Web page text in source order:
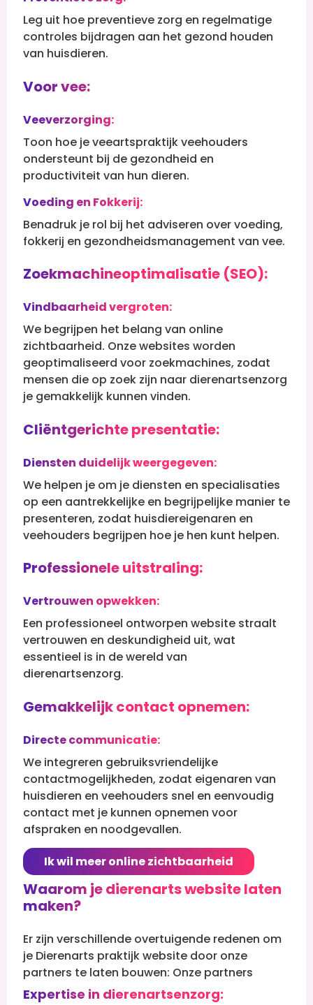
Leg uit hoe preventieve zorg en regelmatige
controles bijdragen aan het gezond houden
van huisdieren.
Voor vee:
Veeverzorging:
Toon hoe je veeartspraktijk veehouders
ondersteunt bij de gezondheid en
productiviteit van hun dieren.
Voeding en Fokkerij:
Benadruk je rol bij het adviseren over voeding,
fokkerij en gezondheidsmanagement van vee.
Zoekmachineoptimalisatie (SEO):
Vindbaarheid vergroten:
We begrijpen het belang van online
zichtbaarheid. Onze websites worden
geoptimaliseerd voor zoekmachines, zodat
mensen die op zoek zijn naar dierenartsenzorg
je gemakkelijk kunnen vinden.
Cliëntgerichte presentatie:
Diensten duidelijk weergegeven:
We helpen je om je diensten en specialisaties
op een aantrekkelijke en begrijpelijke manier te
presenteren, zodat huisdiereigenaren en
veehouders begrijpen hoe je hen kunt helpen.
Professionele uitstraling:
Vertrouwen opwekken:
Een professioneel ontworpen website straalt
vertrouwen en deskundigheid uit, wat
essentieel is in de wereld van
dierenartsenzorg.
Gemakkelijk contact opnemen:
Directe communicatie:
We integreren gebruiksvriendelijke
contactmogelijkheden, zodat eigenaren van
huisdieren en veehouders snel en eenvoudig
contact met je kunnen opnemen voor
afspraken en noodgevallen.
Ik wil meer online zichtbaarheid
Waarom je dierenarts website laten
maken?
Er zijn verschillende overtuigende redenen om
je Dierenarts praktijk website door onze
partners te laten bouwen:
Expertise in dierenartsenzorg:
Onze partners